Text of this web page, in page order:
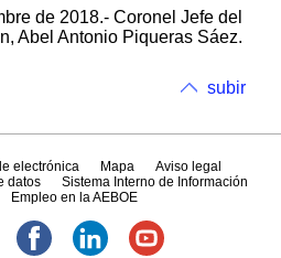
de 2018.- Coronel Jefe del
Abel Antonio Piqueras Sáez.
subir
electrónica Mapa
Aviso legal
datos
Sistema Interno de Información
Empleo en la AEBOE